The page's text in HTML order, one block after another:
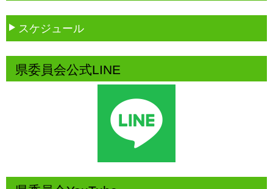
スケジュール
県委員会公式LINE